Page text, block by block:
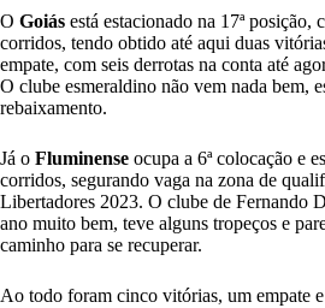
O Goiás está estacionado na 17ª posição,
corridos, tendo obtido até aqui duas
empate, com seis derrotas na conta até
O clube esmeraldino não vem nada bem,
rebaixamento.
Já o Fluminense ocupa a 6ª colocação e
corridos, segurando vaga na zona de
Libertadores 2023. O clube de Fernando
ano muito bem, teve alguns tropeços e
caminho para se recuperar.
Ao todo foram cinco vitórias, um empate e